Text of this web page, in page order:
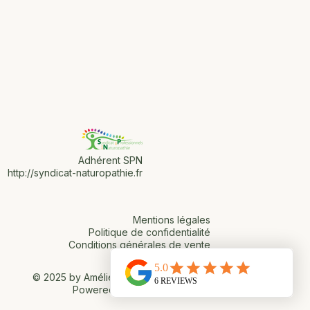
Adhérent SPN
http://syndicat-naturopathie.fr
Mentions légales
Politique de confidentialité
Conditions générales de vente
© 2025 by Amélie DROT - Naturopathe.
Powered and secured by